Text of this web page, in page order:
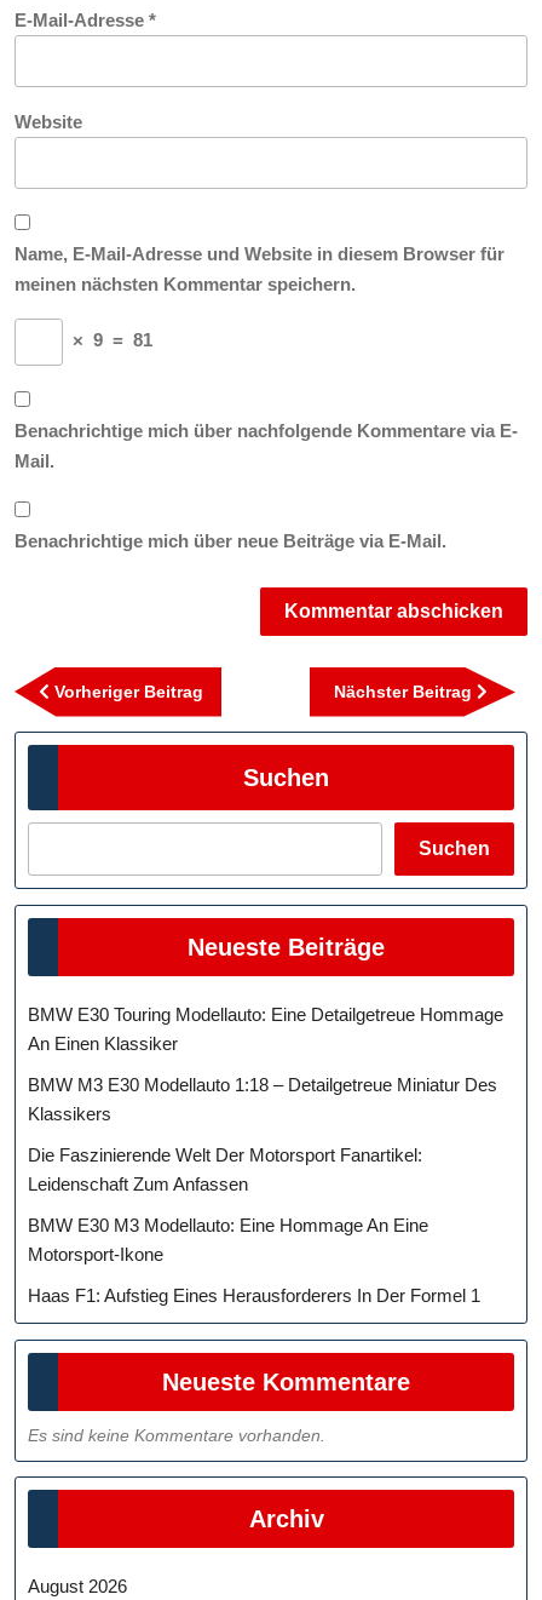
E-Mail-Adresse *
Website
Name, E-Mail-Adresse und Website in diesem Browser für
meinen nächsten Kommentar speichern.
× 9 = 81
Benachrichtige mich über nachfolgende Kommentare via E-
Mail.
Benachrichtige mich über neue Beiträge via E-Mail.
Beitragsnavigation
Vorheriger Beitrag
Beitrag
Nächster Beitrag
Suchen
Suchen
Neueste Beiträge
BMW E30 Touring Modellauto: Eine Detailgetreue Hommage
An Einen Klassiker
BMW M3 E30 Modellauto 1:18 – Detailgetreue Miniatur Des
Klassikers
Die Faszinierende Welt Der Motorsport Fanartikel:
Leidenschaft Zum Anfassen
BMW E30 M3 Modellauto: Eine Hommage An Eine
Motorsport-Ikone
Haas F1: Aufstieg Eines Herausforderers In Der Formel 1
Neueste Kommentare
Es sind keine Kommentare vorhanden.
Archiv
August 2026